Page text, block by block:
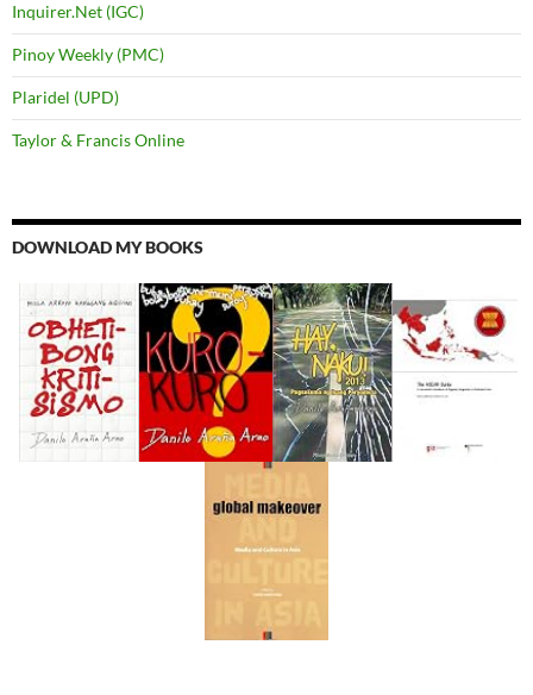
Inquirer.Net (IGC)
Pinoy Weekly (PMC)
Plaridel (UPD)
Taylor & Francis Online
DOWNLOAD MY BOOKS